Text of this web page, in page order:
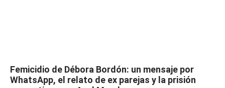
Femicidio de Débora Bordón: un mensaje por
WhatsApp, el relato de ex parejas y la prisión